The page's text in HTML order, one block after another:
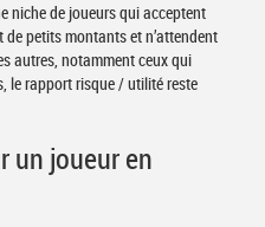
niche de joueurs qui acceptent
petits montants et n’attendent
autres, notamment ceux qui
le rapport risque / utilité reste
un joueur en